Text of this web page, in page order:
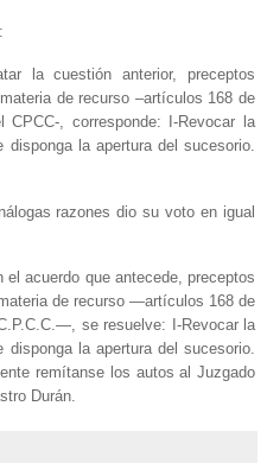
la cuestión anterior, preceptos
de recurso –artículos 168 de
, corresponde: I-Revocar la
la apertura del sucesorio.
razones dio su voto en igual
acuerdo que antecede, preceptos
de recurso —artículos 168 de
se resuelve: I-Revocar la
disponga la apertura del sucesorio.
remítanse los autos al Juzgado
Durán.